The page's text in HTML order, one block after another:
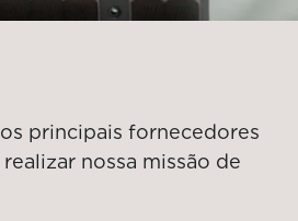
principais fornecedores
nossa missão de